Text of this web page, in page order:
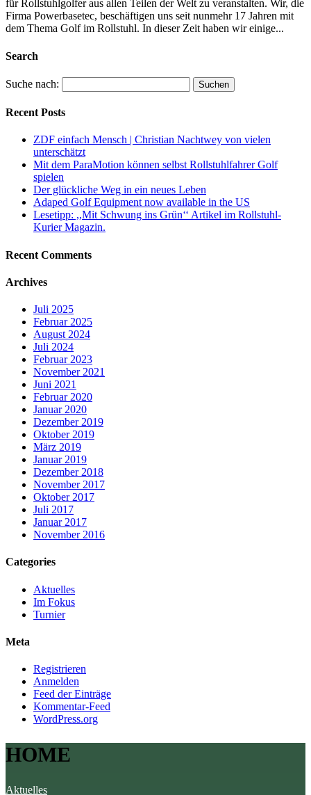
für Rollstuhlgolfer aus allen Teilen der Welt zu veranstalten. Wir, die
Firma Powerbasetec, beschäftigen uns seit nunmehr 17 Jahren mit
dem Thema Golf im Rollstuhl. In dieser Zeit haben wir einige...
Search
Suche nach:
Recent Posts
ZDF einfach Mensch | Christian Nachtwey von vielen
unterschätzt
Mit dem ParaMotion können selbst Rollstuhlfahrer Golf
spielen
Der glückliche Weg in ein neues Leben
Adaped Golf Equipment now available in the US
Lesetipp: ,,Mit Schwung ins Grün‘‘ Artikel im Rollstuhl-
Kurier Magazin.
Recent Comments
Archives
Juli 2025
Februar 2025
August 2024
Juli 2024
Februar 2023
November 2021
Juni 2021
Februar 2020
Januar 2020
Dezember 2019
Oktober 2019
März 2019
Januar 2019
Dezember 2018
November 2017
Oktober 2017
Juli 2017
Januar 2017
November 2016
Categories
Aktuelles
Im Fokus
Turnier
Meta
Registrieren
Anmelden
Feed der Einträge
Kommentar-Feed
WordPress.org
HOME
Aktuelles